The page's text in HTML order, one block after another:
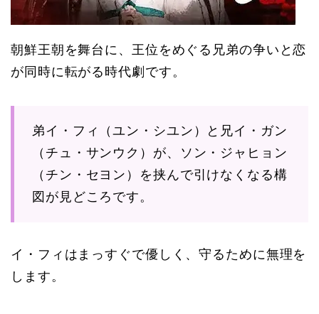
朝鮮王朝を舞台に、王位をめぐる兄弟の争いと恋
が同時に転がる時代劇です。
弟イ・フィ（ユン・シユン）と兄イ・ガン
（チュ・サンウク）が、ソン・ジャヒョン
（チン・セヨン）を挟んで引けなくなる構
図が見どころです。
イ・フィはまっすぐで優しく、守るために無理を
します。